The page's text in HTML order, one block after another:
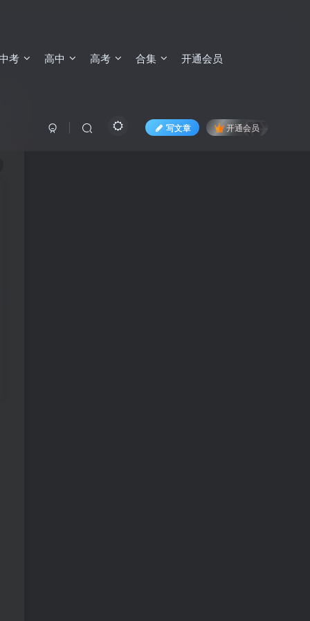
考 高中 高考 合集 开通会员
写文章 开通会员